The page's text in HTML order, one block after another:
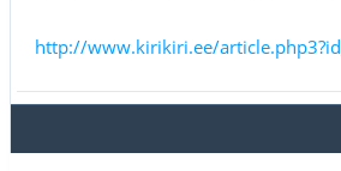
http://www.kirikiri.ee/